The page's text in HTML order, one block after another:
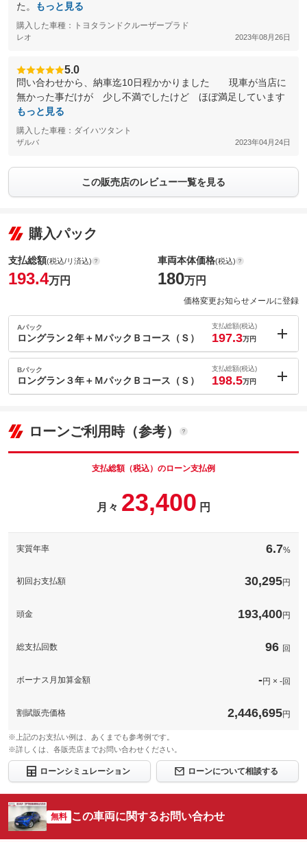
た。
もっと見る
購入した車種：トヨタランドクルーザープラド
レオ 2023年08月26日
5.0
問い合わせから、納車迄10日程かかりました 現車が当店に
無かった事だけが 少し不満でしたけど ほぼ満足しています
もっと見る
購入した車種：ダイハツタント
ザルバ 2023年04月24日
この販売店のレビュー一覧を見る
購入パック
支払総額(税込/リ済込)
193.4万円
車両本体価格(税込)
180万円
価格変更お知らせメールに登録
Aパック
ロングラン２年＋ＭパックＢコース（Ｓ）
支払総額(税込)
197.3万円
内：オプシ
ョン価格
(税込)
車両本体価
１２か月点検＋プロケア（６か月）点検）
Bパック
ロングラン３年＋ＭパックＢコース（Ｓ）
支払総額(税込)
198.5万円
車両本体価
180
ローンご利用時（参考）
支払総額（税込）のローン支払例
月々 23,400 円
実質年率 6.7%
初回お支払額 30,295円
頭金 193,400円
総支払回数 96 回
ボーナス月加算金額 -円 × -回
割賦販売価格 2,446,695円
※上記のお支払い例は、あくまでも参考例です。
※詳しくは、各販売店までお問い合わせください。
ローンシミュレーション ローンについて相談する
無料 この車両に関するお問い合わせ